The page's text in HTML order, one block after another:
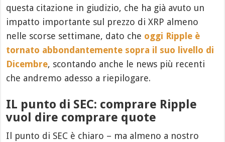
questa citazione in giudizio, che ha già avuto un
impatto importante sul prezzo di XRP almeno
nelle scorse settimane, dato che oggi Ripple è
tornato abbondantemente sopra il suo livello di
Dicembre, scontando anche le news più recenti
che andremo adesso a riepilogare.
IL punto di SEC: comprare Ripple
vuol dire comprare quote
Il punto di SEC è chiaro – ma almeno a nostro